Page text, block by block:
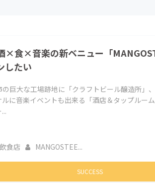
コミュニティ
×食×音楽の新ベニュー「
したい
の巨大な工場跡地に「クラフトビール醸造所」
ルに音楽イベントも出来る「酒店＆タップルー
食店 MANGOSTEE...
SUCCESS